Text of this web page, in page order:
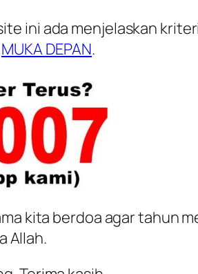
ini ada menjelaskan
MUKA DEPAN.
kita berdoa agar tahun
Allah.